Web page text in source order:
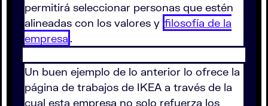
permitirá seleccionar personas que estén
alineadas con los valores y filosofía de la
empresa .
Un buen ejemplo de lo anterior lo ofrece la
página de trabajos de IKEA a través de la
cual esta empresa no solo refuerza los